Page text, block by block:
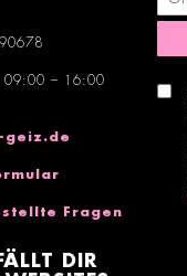
09:00 – 16:00
geiz.de
Fragen
DIR